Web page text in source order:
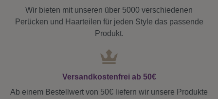
Wir bieten mit unseren über 5000 verschiedenen
Perücken und Haarteilen für jeden Style das passende
Produkt.
Versandkostenfrei ab 50€
Ab einem Bestellwert von 50€ liefern wir unsere Produkte